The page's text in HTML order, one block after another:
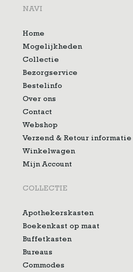
NAVI
Home
Mogelijkheden
Collectie
Bezorgservice
Bestelinfo
Over ons
Contact
Webshop
Verzend & Retour informatie
Winkelwagen
Mijn Account
COLLECTIE
Apothekerskasten
Boekenkast op maat
Buffetkasten
Bureaus
Commodes